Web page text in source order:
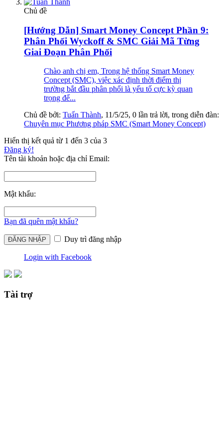
Chủ đề
[Hướng Dẫn] Smart Money Concept Phần 9:
Phân Phối Wyckoff & SMC Giải Mã Từng
Giai Đoạn Phân Phối
Chào anh chị em, Trong hệ thống Smart Money
Concept (SMC), việc xác định thời điểm thị
trường bắt đầu phân phối là yếu tố cực kỳ quan
trọng để...
Chủ đề bởi: Tuấn Thành, 11/5/25, 0 lần trả lời, trong diễn đàn:
Chuyên mục Phương pháp SMC (Smart Money Concept)
Hiển thị kết quả từ 1 đến 3 của 3
Đăng ký!
Tên tài khoản hoặc địa chỉ Email:
Mật khẩu:
Bạn đã quên mật khẩu?
Duy trì đăng nhập
Login with Facebook
Tài trợ